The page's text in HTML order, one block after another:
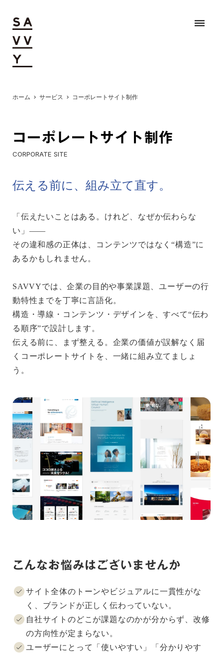
dehaze
ホーム chevron_right サービス chevron_right コーポレートサイト制作
コーポレートサイト制作
CORPORATE SITE
伝える前に、組み立て直す。
「伝えたいことはある。けれど、なぜか伝わらな
い」——
その違和感の正体は、コンテンツではなく“構造”に
あるかもしれません。
SAVVYでは、企業の目的や事業課題、ユーザーの行
動特性までを丁寧に言語化。
構造・導線・コンテンツ・デザインを、すべて“伝わ
る順序”で設計します。
伝える前に、まず整える。企業の価値が誤解なく届
くコーポレートサイトを、一緒に組み立てましょ
う。
こんなお悩みはございませんか
サイト全体のトーンやビジュアルに一貫性がな
く、ブランドが正しく伝わっていない。
自社サイトのどこが課題なのかが分からず、改修
の方向性が定まらない。
ユーザーにとって「使いやすい」「分かりやす